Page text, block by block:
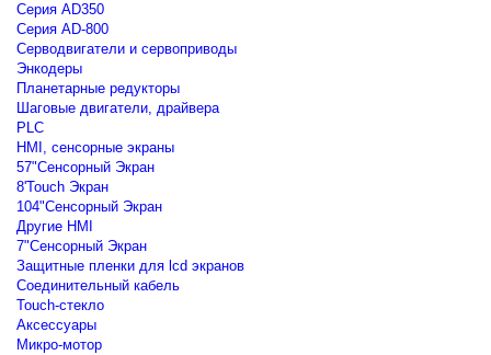
Серия AD350
Серия AD-800
Серводвигатели и сервоприводы
Энкодеры
Планетарные редукторы
Шаговые двигатели, драйвера
PLC
HMI, сенсорные экраны
57"Сенсорный Экран
8'Touch Экран
104"Сенсорный Экран
Другие HMI
7"Сенсорный Экран
Защитные пленки для lcd экранов
Соединительный кабель
Touch-стекло
Аксессуары
Микро-мотор